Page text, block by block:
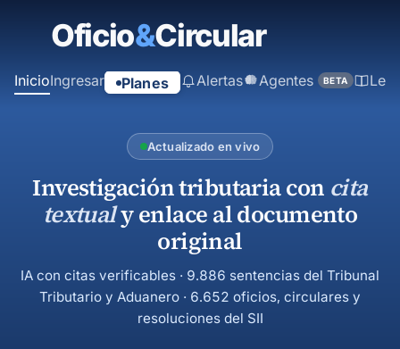
principal
InicioIngresar Planes Alertas Agentes BETA
Actualizado en vivo
Investigación tributaria con cita
textualy enlace al documento
original
IA con citas verificables · 9.886 sentencias del Tribunal
Tributario y Aduanero · 6.652 oficios, circulares y
resoluciones del SII